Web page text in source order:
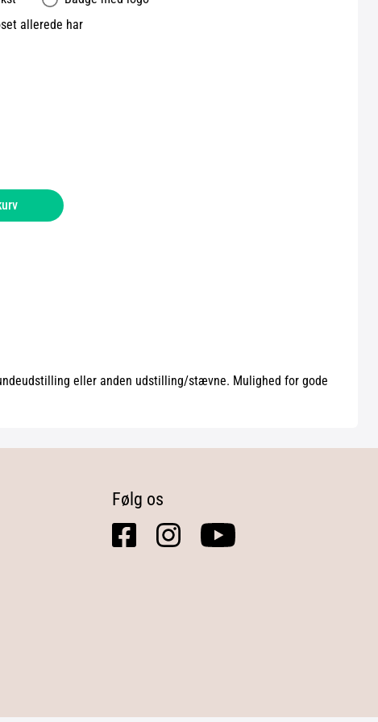
allerede har
eller anden udstilling/stævne. Mulighed for gode
Følg os
facebook
square
instagram youtube